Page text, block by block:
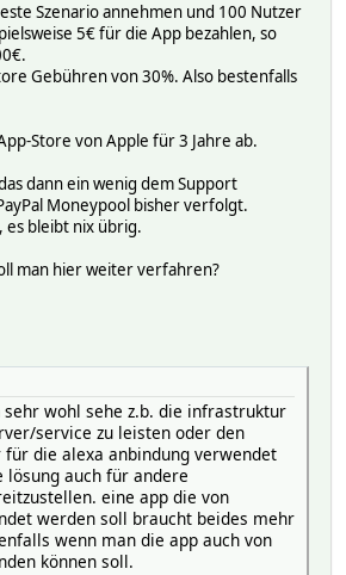
Szenario annehmen und 100 Nutzer
5€ für die App bezahlen, so
Gebühren von 30%. Also bestenfalls
Store von Apple für 3 Jahre ab.
dann ein wenig dem Support
Moneypool bisher verfolgt.
bleibt nix übrig.
man hier weiter verfahren?
wohl sehe z.b. die infrastruktur
service zu leisten oder den
die alexa anbindung verwendet
auch für andere
eine app die von
werden soll braucht beides mehr
wenn man die app auch von
können soll.